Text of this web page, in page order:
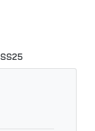
SS25